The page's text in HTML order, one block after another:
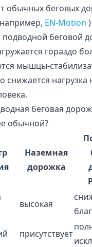
обычных беговых
EN-Motion
подводной беговой
гораздо
мышцы-
снижается
беговая
обычной?
Наземная
дорожка
высокая
присутствует